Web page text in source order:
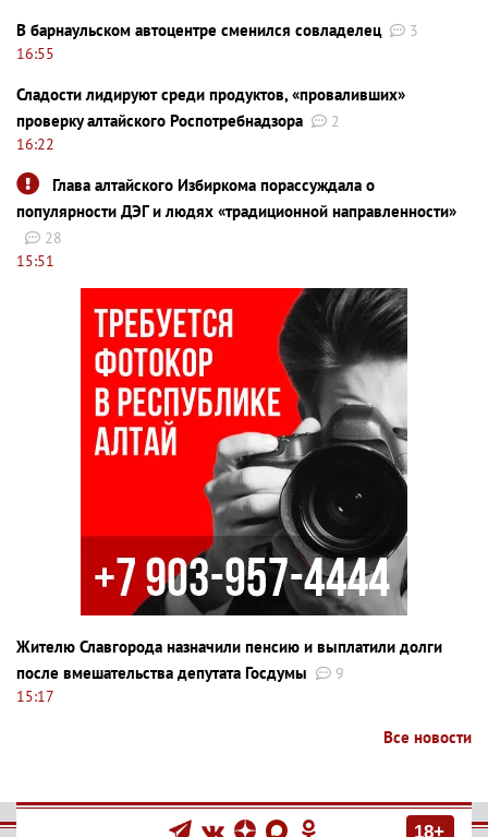
В барнаульском автоцентре сменился совладелец
3
16:55
Сладости лидируют среди продуктов, «проваливших»
проверку алтайского Роспотребнадзора
2
16:22
Глава алтайского Избиркома порассуждала о
популярности ДЭГ и людях «традиционной направленности»
28
15:51
Жителю Славгорода назначили пенсию и выплатили долги
после вмешательства депутата Госдумы
9
15:17
Все новости
18+